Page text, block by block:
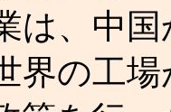
は、中
界の工